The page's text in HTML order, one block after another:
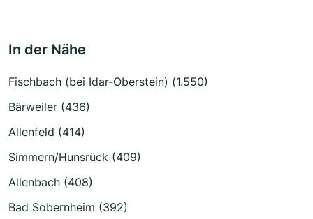
In der Nähe
Fischbach (bei Idar-Oberstein) (1.550)
Bärweiler (436)
Allenfeld (414)
Simmern/Hunsrück (409)
Allenbach (408)
Bad Sobernheim (392)